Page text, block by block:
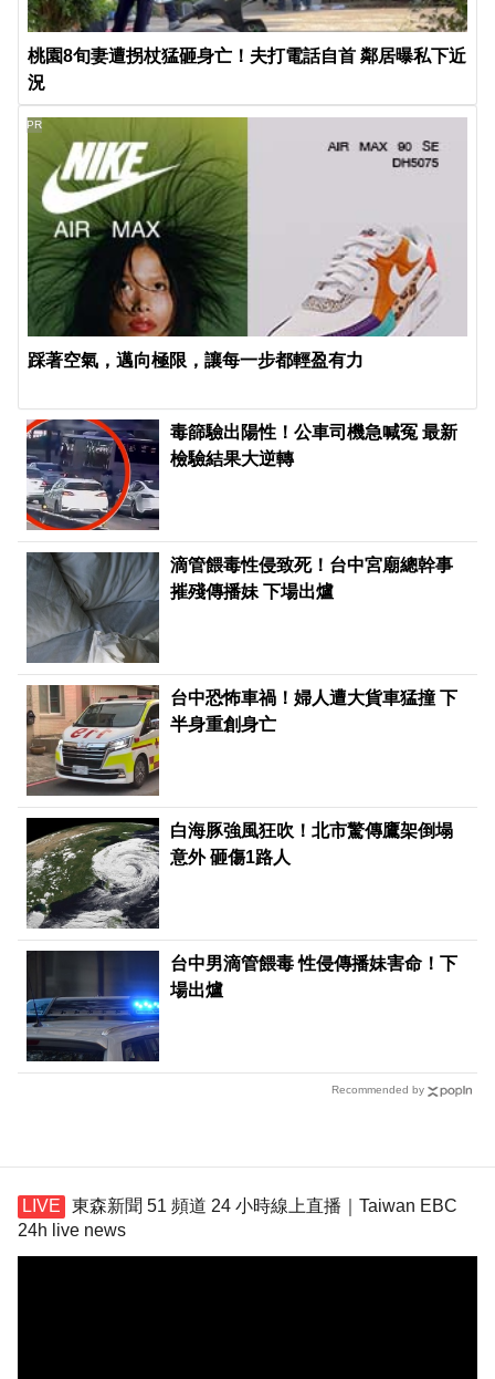
桃園8旬妻遭拐杖猛砸身亡！夫打電話自首 鄰居曝私下近
況
踩著空氣，邁向極限，讓每一步都輕盈有力
PR
毒篩驗出陽性！公車司機急喊冤 最新
檢驗結果大逆轉
滴管餵毒性侵致死！台中宮廟總幹事
摧殘傳播妹 下場出爐
台中恐怖車禍！婦人遭大貨車猛撞 下
半身重創身亡
白海豚強風狂吹！北市驚傳鷹架倒塌
意外 砸傷1路人
台中男滴管餵毒 性侵傳播妹害命！下
場出爐
Recommended by
東森新聞 51 頻道 24 小時線上直播｜Taiwan EBC
24h live news